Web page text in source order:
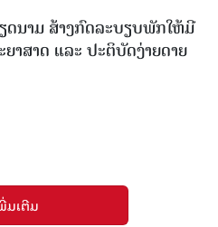
ດນາມ ສ້າງກົດລະບຽບພັກໃຫ້ມີ
າສາດ ແລະ ປະຕິບັດງ່າຍດາຍ
ມເຕີມ